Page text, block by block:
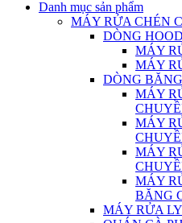
Danh mục sản phẩm
MÁY RỬA CHÉN
DÒNG
MÁY
MÁY
DÒNG
MÁY
MÁY
MÁY
MÁY
BĂNG
MÁY RỬA